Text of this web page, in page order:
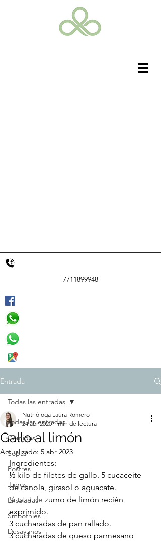
7711899948
Entrada
Todas las entradas
Comidas
Sopas
Postres
Jugos
Ensaladas
Smoothies
Desayunos
Todas las entradas
Gallo al limón
Nutrióloga Laura Romero
24 abr 2020 1 min de lectura
Actualizado: 5 abr 2023
Ingredientes:
½ kilo de filetes de gallo. 5 cucaceite
de canola, girasol o aguacate.
¼ taza de zumo de limón recién
exprimido.
3 cucharadas de pan rallado.
3 cucharadas de queso parmesano